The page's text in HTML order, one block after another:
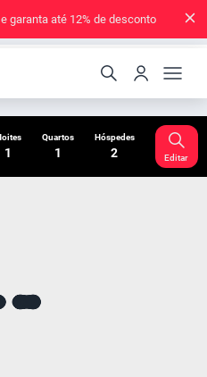
garanta até 12% de desconto
1
Quartos
1
Hóspedes
2 Editar